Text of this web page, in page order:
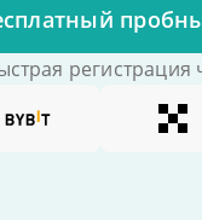
регистрация